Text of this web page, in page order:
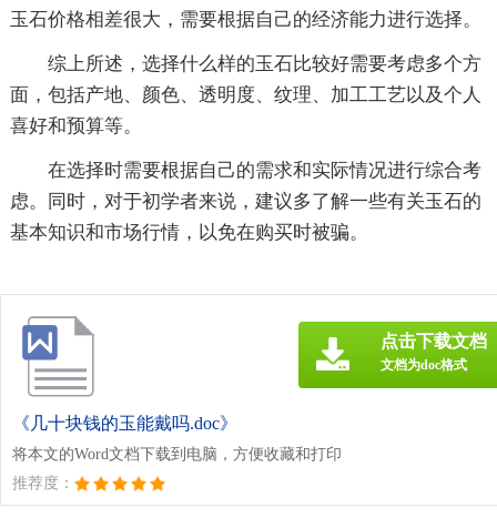
玉石价格相差很大，需要根据自己的经济能力进行选择。
综上所述，选择什么样的玉石比较好需要考虑多个方
面，包括产地、颜色、透明度、纹理、加工工艺以及个人
喜好和预算等。
在选择时需要根据自己的需求和实际情况进行综合考
虑。同时，对于初学者来说，建议多了解一些有关玉石的
基本知识和市场行情，以免在购买时被骗。
《几十块钱的玉能戴吗.doc》
将本文的Word文档下载到电脑，方便收藏和打印
推荐度：
点击下载文档
文档为doc格式